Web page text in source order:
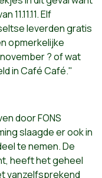
Elf
leverden gratis
opmerkelijke
? of wat
in Café Café."
door FONS
slaagde er ook in
te nemen. De
heeft het geheel
vanzelfsprekend